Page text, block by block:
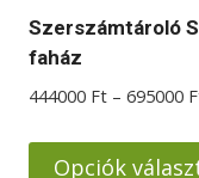
Szerszámtároló
faház
444000 Ft – 695000
Opciók